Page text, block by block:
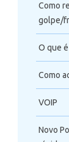
Como
golpe/
O que
Como
VOIP
Novo